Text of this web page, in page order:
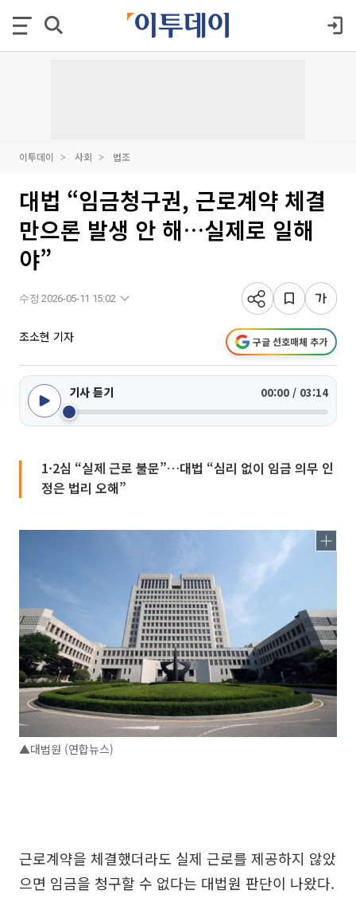
이투데이 사회 법조
대법 “임금청구권, 근로계약 체결
만으론 발생 안 해…실제로 일해
야”
수정 2026-05-11 15:02
조소현 기자 구글 선호매체 추가
기사 듣기 00:00 / 03:14
1·2심 “실제 근로 불문”…대법 “심리 없이 임금 의무 인
정은 법리 오해”
▲대법원 (연합뉴스)
근로계약을 체결했더라도 실제 근로를 제공하지 않았
으면 임금을 청구할 수 없다는 대법원 판단이 나왔다.